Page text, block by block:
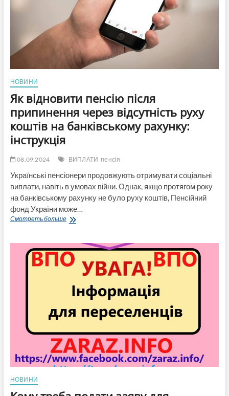
НОВИНИ
Як відновити пенсію після
припинення через відсутність руху
коштів на банківському рахунку:
інструкція
08.09.2024 ВИПЛАТИ пенсія
Українські пенсіонери продовжують отримувати соціальні
виплати, навіть в умовах війни. Однак, якщо протягом року
на банківському рахунку не було руху коштів, Пенсійний
фонд України може…
Смотреть большеЯк
після
припинення
через
відсутність
коштів
банківському
рахунку:
НОВИНИ